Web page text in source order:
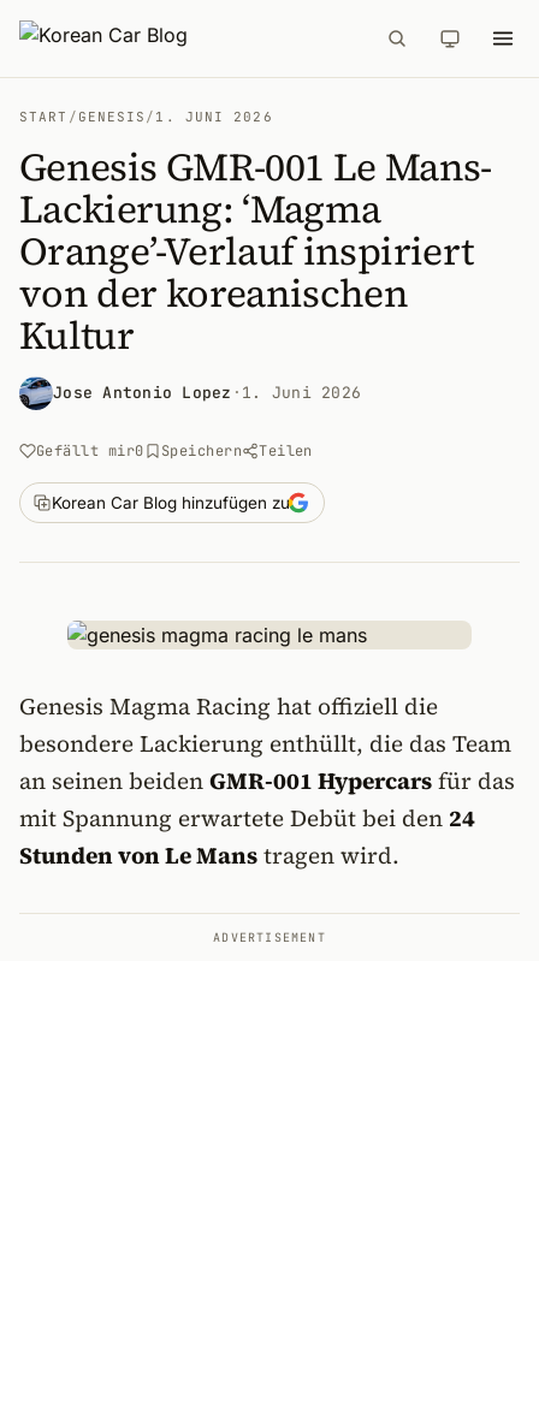
START / GENESIS / 1. JUNI 2026
Genesis GMR-001 Le Mans-
Lackierung: ‘Magma
Orange’-Verlauf inspiriert
von der koreanischen
Kultur
Jose Antonio Lopez · 1. Juni 2026
Gefällt mir0 Speichern Teilen
Korean Car Blog hinzufügen zu
Genesis Magma Racing hat offiziell die
besondere Lackierung enthüllt, die das Team
an seinen beidenGMR-001 Hypercarsfür das
mit Spannung erwartete Debüt bei den 24
Stunden von Le Manstragen wird.
ADVERTISEMENT